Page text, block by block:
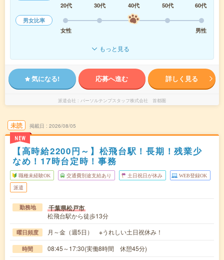
20代
30代 40代 50代
60代
男女比率
女性
男性
もっと見る
気になる! 応募へ進む 詳しく見る
派遣会社 パーソルテンプスタッフ株式会社 首都圏
未読
NEW
掲載日 2026/08/05
【高時給2200円～】松飛台駅！長期！残業少
なめ！17時台定時！事務
職種未経験OK 交通費別途支給あり 土日祝日が休み WEB登録OK
派遣
勤務地 千葉県松戸市
松飛台駅から徒歩13分
曜日頻度 月～金（週5日） ※うれしい土日祝休み！
時間 08:45～17:30(実働8時間 休憩45分)